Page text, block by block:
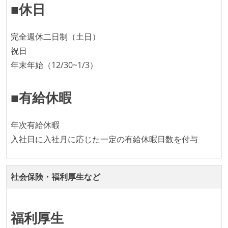
ほとんどのプロダクトコードに単体テストを記述、実
ほとんどの機能に受け入れテストを記述、実施してい
る
機能の実装と同時にテストコードを記述している
る
1ヶ月以下の短い期間でのイテレーション開発を実践
している
デイリーでスタンドアップミーティング、またはそれ
に準じるチーム内の打ち合わせを行っている
イテレーションの最後などに、定期的にチームでふり
タスク見積もりの単位には絶対量（人日など）ではな
■休日
完全週休二日制（土日）
祝日
年末年始（12/30~1/3）
■有給休暇
年次有給休暇
入社日に入社月に応じた一定の有給休暇日数を付与
社会保険・福利厚生など
福利厚生